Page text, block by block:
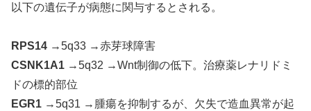
以下の遺伝子が病態に関与するとされる。
RPS14 →5q33 →赤芽球障害
CSNK1A1 →5q32 →Wnt制御の低下。治療薬レナリドミ
ドの標的部位
EGR1 →5q31 →腫瘍を抑制するが、欠失で造血異常が起